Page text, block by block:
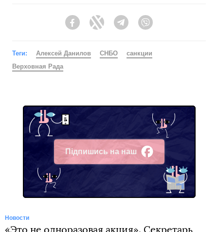
FacebookTwitter Telegram
Теги: Алексей Данилов СНБО
санкции
Верховная Рада
Підпишись на наш
Facebook
Новости